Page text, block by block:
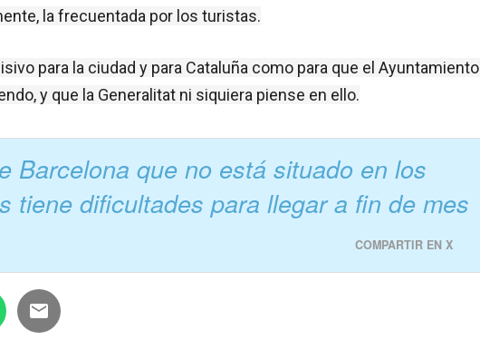
la frecuentada por los turistas.
para la ciudad y para Cataluña como para que el Ayuntamiento
y que la Generalitat ni siquiera piense en ello.
Barcelona que no está situado en los
tiene dificultades para llegar a fin de mes
COMPARTIR EN X